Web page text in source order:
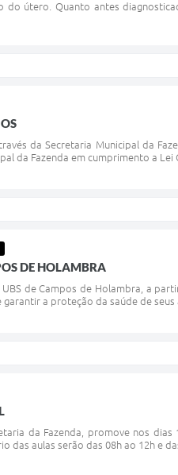
útero. Quanto antes
da Secretaria Municipal da
da Fazenda em cumprimento a Lei
DE HOLAMBRA
de Campos de Holambra, a
a proteção da saúde de
da Fazenda, promove nos
aulas serão das 08h ao 12h e